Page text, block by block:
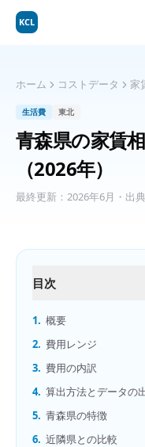
KCL
ホーム コストデータ 家
生活費 東北
青森県の家賃
（2026年）
最終更新： 2026年6月 ・出
目次
1. 概要
2. 費用レンジ
3. 費用の内訳
4. 算出方法とデータの
5. 青森県の特徴
6. 近隣県との比較